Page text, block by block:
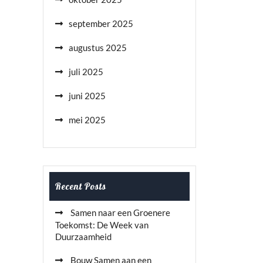
september 2025
augustus 2025
juli 2025
juni 2025
mei 2025
Recent Posts
Samen naar een Groenere
Toekomst: De Week van
Duurzaamheid
Bouw Samen aan een